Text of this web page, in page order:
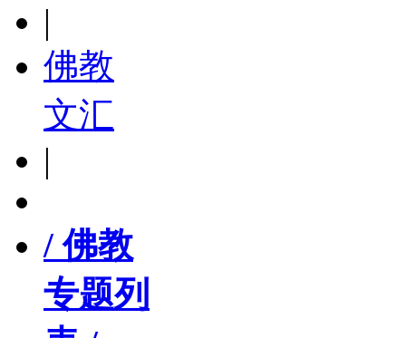
|
佛教
文汇
|
/ 佛教
专题列